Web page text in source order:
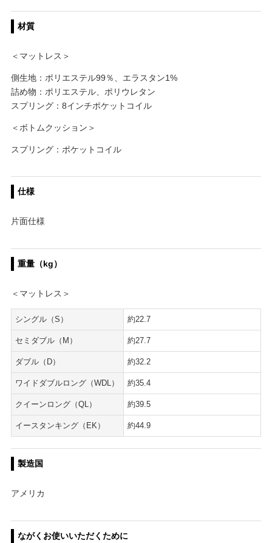
材質
＜マットレス＞
側生地：ポリエステル99％、エラスタン1%
詰め物：ポリエステル、ポリウレタン
スプリング：8インチポケットコイル
＜ボトムクッション＞
スプリング：ポケットコイル
仕様
片面仕様
重量（kg）
＜マットレス＞
シングル（S） 約22.7
セミダブル（M） 約27.7
ダブル（D） 約32.2
ワイドダブルロング（WDL） 約35.4
クイーンロング（QL） 約39.5
イースタンキング（EK） 約44.9
製造国
アメリカ
ながくお使いいただくために